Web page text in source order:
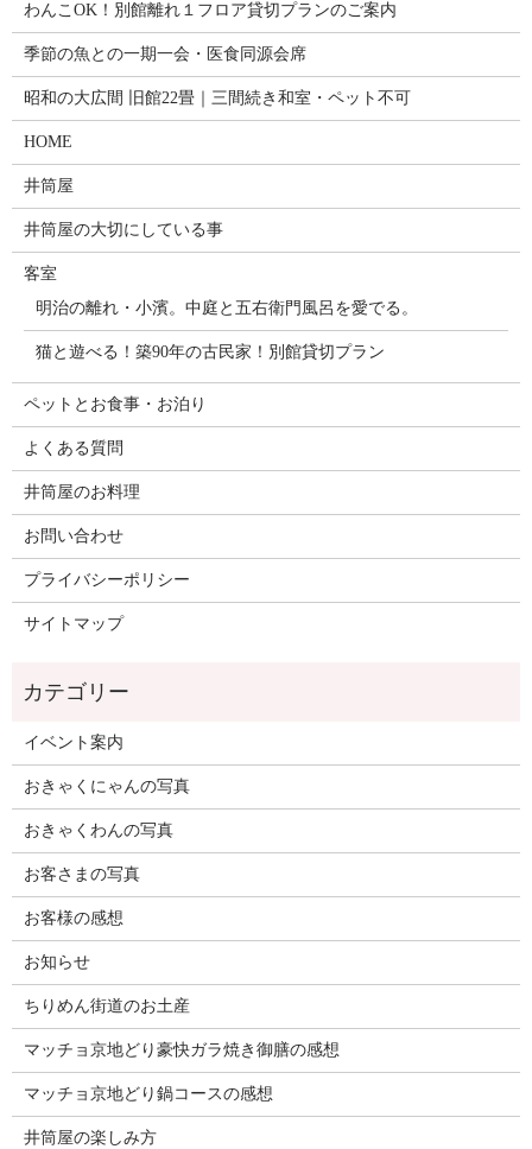
わんこOK！別館離れ１フロア貸切プランのご案内
季節の魚との一期一会・医食同源会席
昭和の大広間 旧館22畳｜三間続き和室・ペット不可
HOME
井筒屋
井筒屋の大切にしている事
客室
明治の離れ・小濱。中庭と五右衛門風呂を愛でる。
猫と遊べる！築90年の古民家！別館貸切プラン
ペットとお食事・お泊り
よくある質問
井筒屋のお料理
お問い合わせ
プライバシーポリシー
サイトマップ
イベント案内
おきゃくにゃんの写真
おきゃくわんの写真
お客さまの写真
お客様の感想
お知らせ
ちりめん街道のお土産
マッチョ京地どり豪快ガラ焼き御膳の感想
マッチョ京地どり鍋コースの感想
井筒屋の楽しみ方